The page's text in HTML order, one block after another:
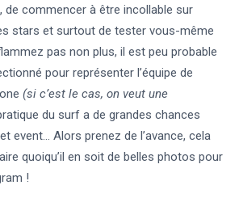
de commencer à être incollable sur
stars et surtout de tester vous-même
pas non plus, il est peu probable
pour représenter l’équipe de
(si c’est le cas, on veut une
du surf a de grandes chances
event… Alors prenez de l’avance, cela
quoiqu’il en soit de belles photos pour
!